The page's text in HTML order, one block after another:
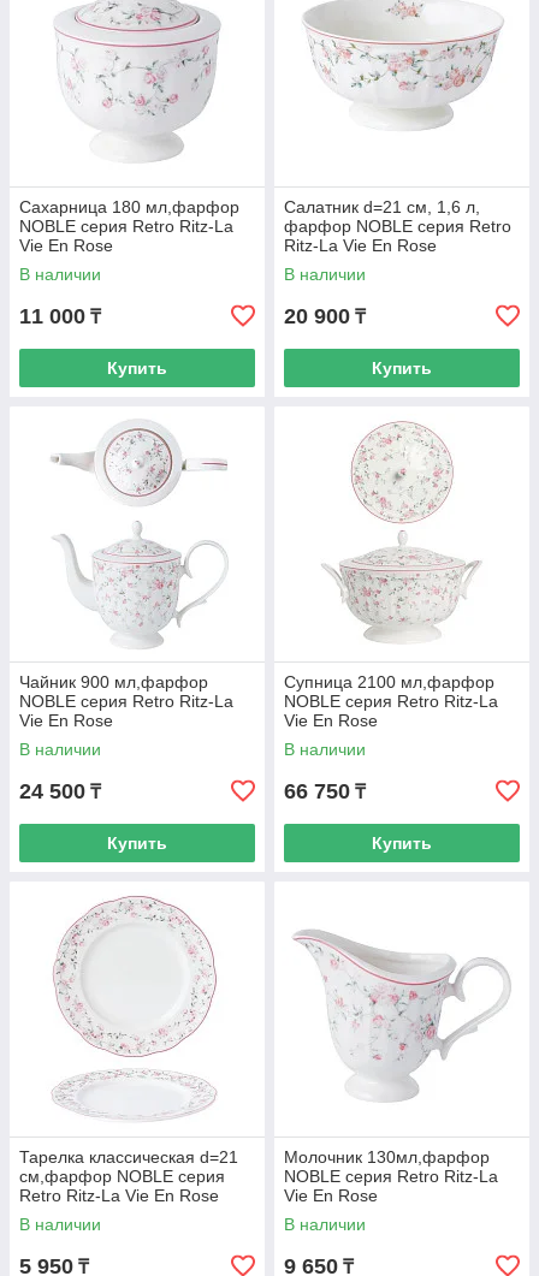
Сахарница 180 мл,фарфор
NOBLE серия Retro Ritz-La
Vie En Rose
В наличии
11 000 ₸
Купить
Салатник d=21 cм, 1,6 л,
фарфор NOBLE серия Retro
Ritz-La Vie En Rose
В наличии
20 900 ₸
Купить
Чайник 900 мл,фарфор
NOBLE серия Retro Ritz-La
Vie En Rose
В наличии
24 500 ₸
Купить
Супница 2100 мл,фарфор
NOBLE серия Retro Ritz-La
Vie En Rose
В наличии
66 750 ₸
Купить
Тарелка классическая d=21
cм,фарфор NOBLE серия
Retro Ritz-La Vie En Rose
В наличии
5 950 ₸
Молочник 130мл,фарфор
NOBLE серия Retro Ritz-La
Vie En Rose
В наличии
9 650 ₸